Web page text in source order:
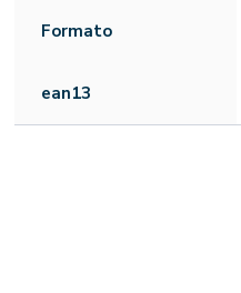
Formato
ean13